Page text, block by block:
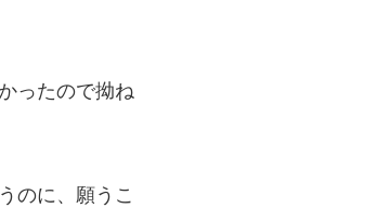
ったので拗ね
のに、願うこ